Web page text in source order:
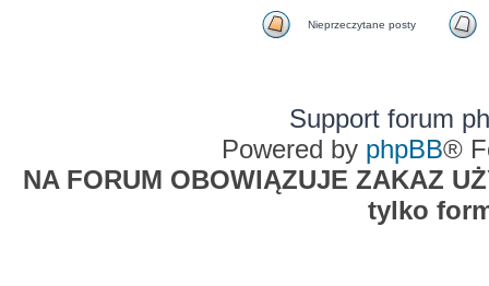
Nieprzeczytane posty
Support forum
Powered by phpBB®
NA FORUM OBOWIĄZUJE ZAKAZ
tylko